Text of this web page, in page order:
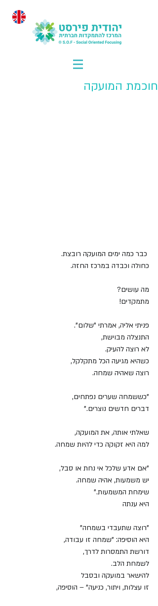
חוכמת המועקה
כחולה וכבדה במרכז החזה.
מה עושים?
מתמקדים!
פניתי אליה, אמרתי "שלום".
התנצלה מבוישת,
לא רוצה להעיק.
כשהיא מגיעה הכל מתקלקל,
רוצה שאהיה שמחה.
"כששמחה שערים נפתחים,
דברים חדשים נוצרים."
שאלתי אותה, את המועקה,
למה היא זקוקה כדי להיות שמחה.
"אם אדע שלכל אי נחת או סבל,
יש משמעות, אהיה שמחה.
שימחת המשמעות."
היא ענתה
"רוצה שתעבדי בשמחה"
היא הוסיפה: "שמחה זו עבודה,
דורשת התמסרות לדרך,
לשמחת הלב.
להישאר במועקה ובסבל
זו עצלות, ויתור, כניעה" – הוסיפה,